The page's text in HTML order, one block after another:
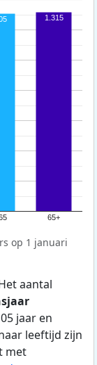
65+
1.315
op 1 januari
aantal
jaar en
leeftijd zijn
met